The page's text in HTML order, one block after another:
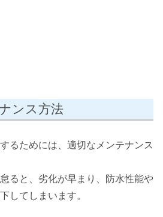
ンス方法
るためには、適切なメンテナンス
ると、劣化が早まり、防水性能や
してしまいます。